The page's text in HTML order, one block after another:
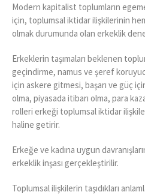
Modern kapitalist toplumların
için, toplumsal iktidar ilişkilerinin
olmak durumunda olan erkeklik
Erkeklerin taşımaları beklenen
geçindirme, namus ve şeref
için askere gitmesi, başarı ve güç
olma, piyasada itibarı olma, para
rolleri erkeği toplumsal iktidar
haline getirir.
Erkeğe ve kadına uygun
erkeklik inşası gerçekleştirilir.
Toplumsal ilişkilerin taşıdıkları